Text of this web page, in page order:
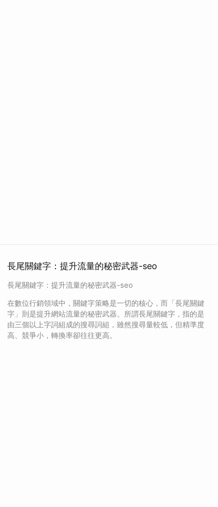
長尾關鍵字：提升流量的秘密武器-seo
長尾關鍵字：提升流量的秘密武器-seo
在數位行銷領域中，關鍵字策略是一切的核心，而「長尾關鍵
字」則是提升網站流量的秘密武器。所謂長尾關鍵字，指的是
由三個以上字詞組成的搜尋詞組，雖然搜尋量較低，但精準度
高、競爭小，轉換率卻往往更高。